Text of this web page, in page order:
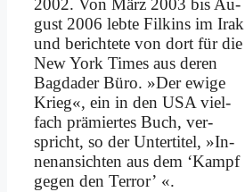
2002. Von März 2003 bis Au­
gust 2006 leb­te Fil­kins im Irak
und be­rich­te­te von dort für die
New York Times aus de­ren
Bag­da­der Bü­ro. »Der ewi­ge
Krieg«, ein in den USA viel­
fach prä­mier­tes Buch, ver­
spricht, so der Un­ter­ti­tel, »In­
nen­an­sich­ten aus dem ‘Kampf
ge­gen den Ter­ror’ «.